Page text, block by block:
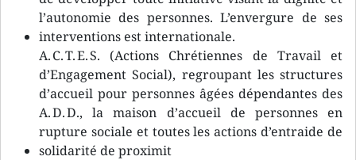
l’autonomie des personnes. L’envergure de ses
interventions est internationale.
A. C. T. E. S. (Actions Chrétiennes de Travail et
d’Engagement Social), regroupant les structures
d’accueil pour personnes âgées dépendantes des
A. D. D., la maison d’accueil de personnes en
rupture sociale et toutes les actions d’entraide de
solidarité de proximit